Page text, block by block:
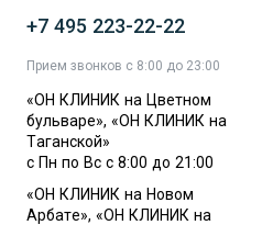
+7 495 223-22-22
Прием звонков с 8:00 до 23:00
«ОН КЛИНИК на Цветном
бульваре», «ОН КЛИНИК на
Таганской»
с Пн по Вс с 8:00 до 21:00
«ОН КЛИНИК на Новом
Арбате», «ОН КЛИНИК на